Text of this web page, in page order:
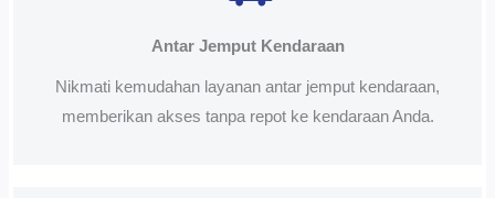
Antar Jemput Kendaraan
Nikmati kemudahan layanan antar jemput kendaraan,
memberikan akses tanpa repot ke kendaraan Anda.